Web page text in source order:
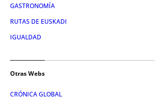
GASTRONOMÍA
RUTAS DE EUSKADI
IGUALDAD
Otras Webs
CRÓNICA GLOBAL